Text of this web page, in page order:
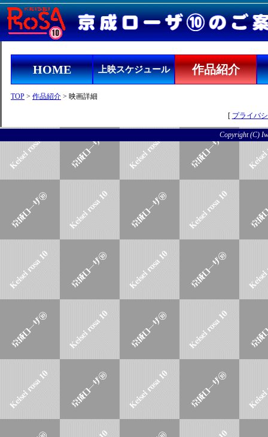
HOME 上映スケジュール 作品紹介
TOP > 作品紹介 > 映画詳細
[ プライバ
Copyright (C)